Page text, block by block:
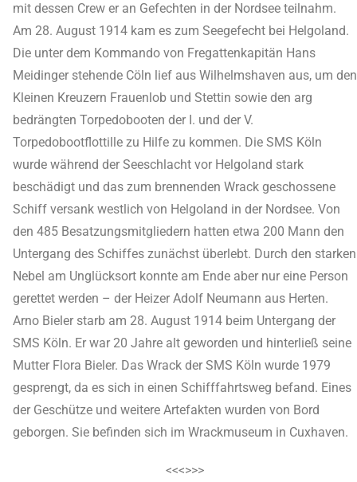
mit dessen Crew er an Gefechten in der Nordsee teilnahm.
Am 28. August 1914 kam es zum Seegefecht bei Helgoland.
Die unter dem Kommando von Fregattenkapitän Hans
Meidinger stehende Cöln lief aus Wilhelmshaven aus, um den
Kleinen Kreuzern Frauenlob und Stettin sowie den arg
bedrängten Torpedobooten der I. und der V.
Torpedobootflottille zu Hilfe zu kommen. Die SMS Köln
wurde während der Seeschlacht vor Helgoland stark
beschädigt und das zum brennenden Wrack geschossene
Schiff versank westlich von Helgoland in der Nordsee. Von
den 485 Besatzungsmitgliedern hatten etwa 200 Mann den
Untergang des Schiffes zunächst überlebt. Durch den starken
Nebel am Unglücksort konnte am Ende aber nur eine Person
gerettet werden – der Heizer Adolf Neumann aus Herten.
Arno Bieler starb am 28. August 1914 beim Untergang der
SMS Köln. Er war 20 Jahre alt geworden und hinterließ seine
Mutter Flora Bieler. Das Wrack der SMS Köln wurde 1979
gesprengt, da es sich in einen Schifffahrtsweg befand. Eines
der Geschütze und weitere Artefakten wurden von Bord
geborgen. Sie befinden sich im Wrackmuseum in Cuxhaven.
<<<>>>